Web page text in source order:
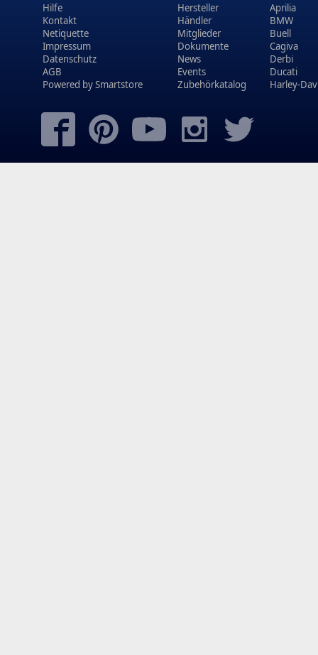
Hilfe
Kontakt
Netiquette
Impressum
Datenschutz
AGB
Powered bySmartstore
Hersteller
Händler
Mitglieder
Dokumente
News
Events
Zubehörkatalog
Aprilia
BMW
Buell
Cagiva
Derbi
Ducati
Harley-